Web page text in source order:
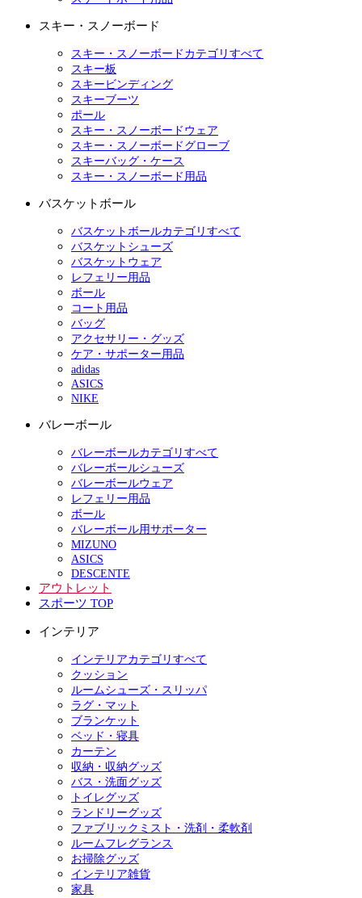
スキー・スノーボード
スキー・スノーボードカテゴリすべて
スキー板
スキービンディング
スキーブーツ
ポール
スキー・スノーボードウェア
スキー・スノーボードグローブ
スキーバッグ・ケース
スキー・スノーボード用品
バスケットボール
バスケットボールカテゴリすべて
バスケットシューズ
バスケットウェア
レフェリー用品
ボール
コート用品
バッグ
アクセサリー・グッズ
ケア・サポーター用品
adidas
ASICS
NIKE
バレーボール
バレーボールカテゴリすべて
バレーボールシューズ
バレーボールウェア
レフェリー用品
ボール
バレーボール用サポーター
MIZUNO
ASICS
DESCENTE
アウトレット
スポーツ TOP
インテリア
インテリアカテゴリすべて
クッション
ルームシューズ・スリッパ
ラグ・マット
ブランケット
ベッド・寝具
カーテン
収納・収納グッズ
バス・洗面グッズ
トイレグッズ
ランドリーグッズ
ファブリックミスト・洗剤・柔軟剤
ルームフレグランス
お掃除グッズ
インテリア雑貨
家具